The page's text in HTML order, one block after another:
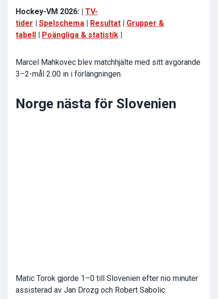
Hockey-VM 2026: | TV-
tider
Spelschema Resultat
Grupper &
tabell
Poängliga & statistik
Marcel Mahkovec blev matchhjälte med sitt avgörande
3–2-mål 2.00 in i förlängningen.
Norge nästa för Slovenien
Matic Torok gjorde 1–0 till Slovenien efter nio minuter
assisterad av Jan Drozg och Robert Sabolic.